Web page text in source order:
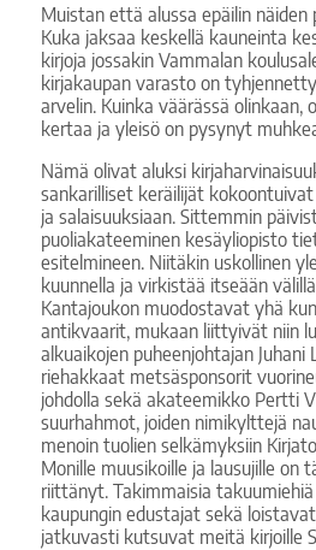
Muistan että alussa epäilin
Kuka jaksaa keskellä kauneinta
kirjoja jossakin Vammalan
kirjakaupan varasto on
arvelin. Kuinka väärässä olinkaan,
kertaa ja yleisö on pysynyt
Nämä olivat aluksi
sankarilliset keräilijät
ja salaisuuksiaan. Sittemmin
puoliakateeminen kesäyliopisto
esitelmineen. Niitäkin uskollinen
kuunnella ja virkistää itseään
Kantajoukon muodostavat yhä
antikvaarit, mukaan liittyivät niin
alkuaikojen puheenjohtajan
riehakkaat metsäsponsorit
johdolla sekä akateemikko Pertti
suurhahmot, joiden nimikylttejä
menoin tuolien selkämyksiin
Monille muusikoille ja lausujille on
riittänyt. Takimmaisia
kaupungin edustajat sekä
jatkuvasti kutsuvat meitä kirjoille